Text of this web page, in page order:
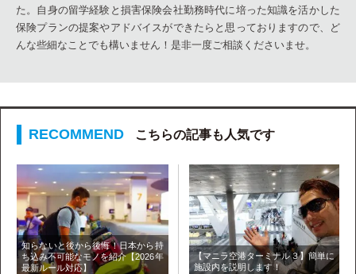
た。自身の留学経験と損害保険会社勤務時代に培った知識を活かした
保険プランの提案やアドバイスができたらと思っておりますので、ど
んな些細なことでも構いません！是非一度ご相談くださいませ。
こちらの記事も人気です
知らないと後から後悔！日本から持
ち込み不可能なモノを紹介【2026年
最新ルール対応】
【マニラ空港ターミナル３】簡単に
施設内を説明します！